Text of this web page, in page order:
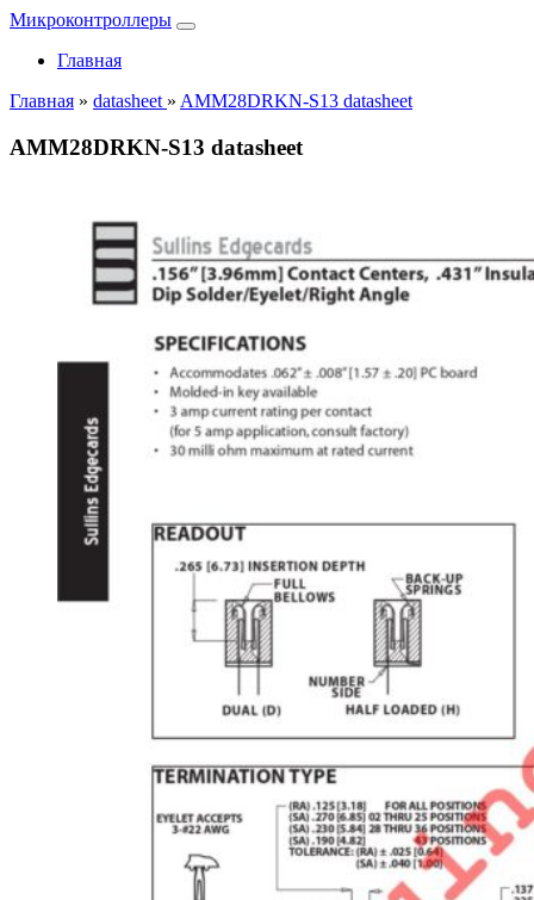
Микроконтроллеры
Главная
Главная » datasheet » AMM28DRKN-S13 datasheet
AMM28DRKN-S13 datasheet